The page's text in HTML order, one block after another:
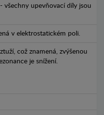
všechny upevňovací díly jsou
v elektrostatickém poli.
což znamená, zvýšenou
je snížení.